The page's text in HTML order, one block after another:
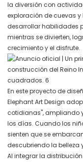
la diversión con
exploración de cuevas y
desarrollar habilidades
mientras se divierten,
crecimiento y el disfrute.
En este proyecto de
Elephant Art Design
cotidianas", ampliando
los días. Cuando los
sienten que se
descubriendo la belleza
Al integrar la